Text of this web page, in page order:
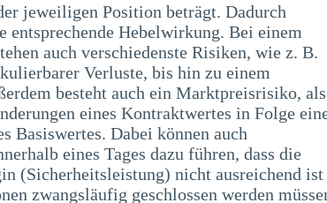
zwangsläufig geschlossen werden